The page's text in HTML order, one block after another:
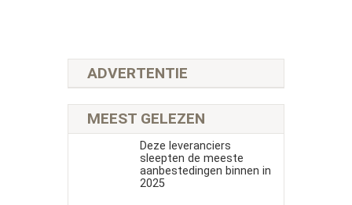
ADVERTENTIE
MEEST GELEZEN
Deze leveranciers
sleepten de meeste
aanbestedingen binnen in
2025